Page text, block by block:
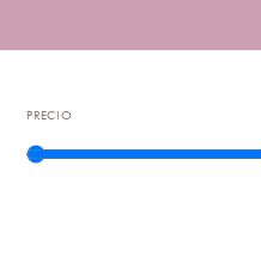
PRECIO